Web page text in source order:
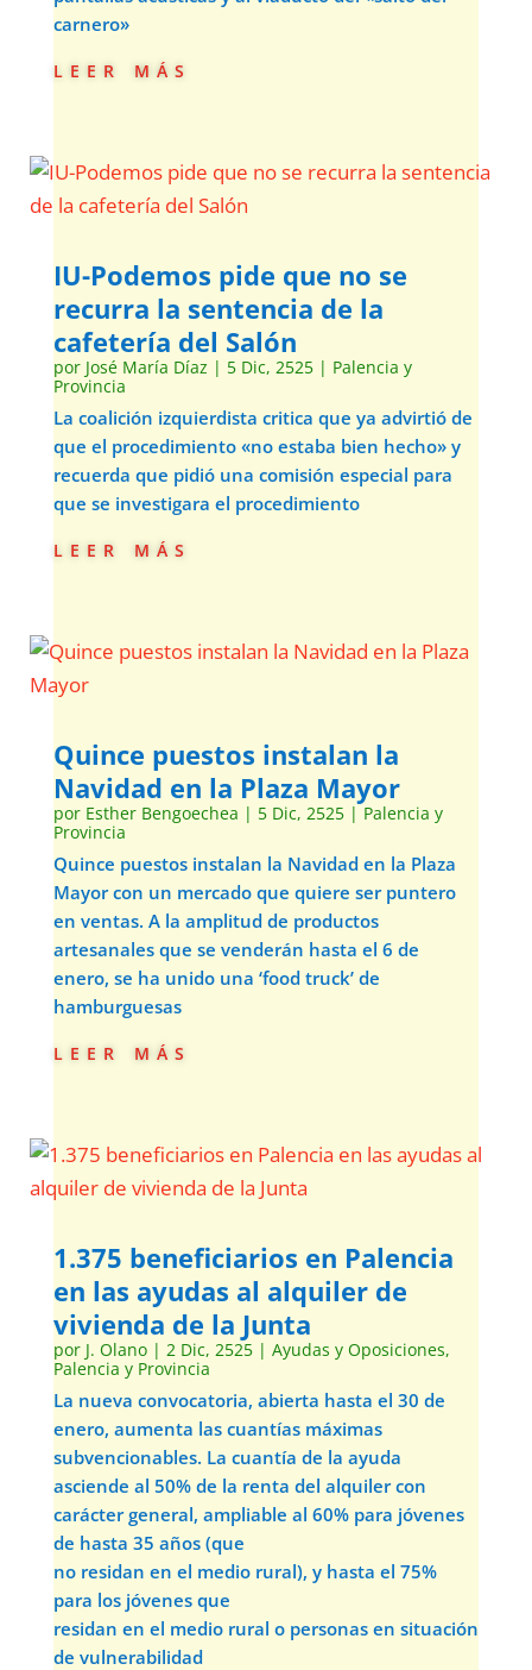
carnero»
leer más
IU-Podemos pide que no se
recurra la sentencia de la
cafetería del Salón
por José María Díaz | 5 Dic, 2525| Palencia y
Provincia
La coalición izquierdista critica que ya advirtió de
que el procedimiento «no estaba bien hecho» y
recuerda que pidió una comisión especial para
que se investigara el procedimiento
leer más
Quince puestos instalan la
Navidad en la Plaza Mayor
por Esther Bengoechea | 5 Dic, 2525| Palencia y
Provincia
Quince puestos instalan la Navidad en la Plaza
Mayor con un mercado que quiere ser puntero
en ventas. A la amplitud de productos
artesanales que se venderán hasta el 6 de
enero, se ha unido una ‘food truck’ de
hamburguesas
leer más
1.375 beneficiarios en Palencia
en las ayudas al alquiler de
vivienda de la Junta
por J. Olano| 2 Dic, 2525| Ayudas y Oposiciones,
Palencia y Provincia
La nueva convocatoria, abierta hasta el 30 de
enero, aumenta las cuantías máximas
subvencionables. La cuantía de la ayuda
asciende al 50% de la renta del alquiler con
carácter general, ampliable al 60% para jóvenes
de hasta 35 años (que
no residan en el medio rural), y hasta el 75%
para los jóvenes que
residan en el medio rural o personas en situación
de vulnerabilidad